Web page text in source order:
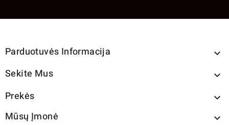
Parduotuvės Informacija 
Sekite Mus 
Prekės 
Mūsų Įmonė 